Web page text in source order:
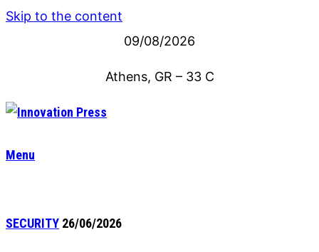
Skip to the content
09/08/2026
Athens, GR – 33 C
Menu
SECURITY 26/06/2026